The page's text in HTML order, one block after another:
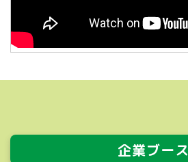
企業ブース